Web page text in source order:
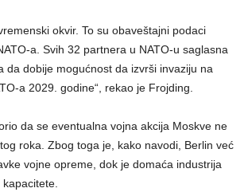
okvir. To su obaveštajni podaci
a. Svih 32 partnera u NATO-u saglasna
da dobije mogućnost da izvrši invaziju na
a 2029. godine“, rekao je Frojding.
da se eventualna vojna akcija Moskve ne
roka. Zbog toga je, kako navodi, Berlin već
vojne opreme, dok je domaća industrija